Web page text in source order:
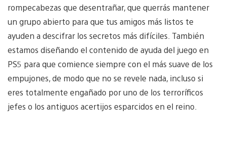
rompecabezas que desentrañar, que querrás mantener
un grupo abierto para que tus amigos más listos te
ayuden a descifrar los secretos más difíciles. También
estamos diseñando el contenido de ayuda del juego en
PS5 para que comience siempre con el más suave de los
empujones, de modo que no se revele nada, incluso si
eres totalmente engañado por uno de los terroríficos
jefes o los antiguos acertijos esparcidos en el reino.